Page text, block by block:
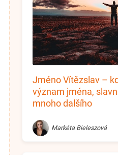
Jméno Vítězslav –
význam jména,
mnoho dalšího
Markéta Bieleszová